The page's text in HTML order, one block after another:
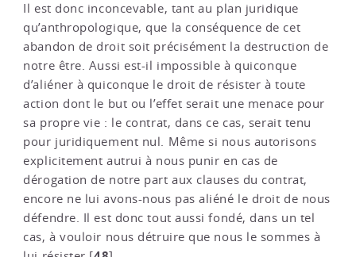
Il est donc inconcevable, tant au plan juridique
qu’anthropologique, que la conséquence de cet
abandon de droit soit précisément la destruction de
notre être. Aussi est-il impossible à quiconque
d’aliéner à quiconque le droit de résister à toute
action dont le but ou l’effet serait une menace pour
sa propre vie : le contrat, dans ce cas, serait tenu
pour juridiquement nul. Même si nous autorisons
explicitement autrui à nous punir en cas de
dérogation de notre part aux clauses du contrat,
encore ne lui avons-nous pas aliéné le droit de nous
défendre. Il est donc tout aussi fondé, dans un tel
cas, à vouloir nous détruire que nous le sommes à